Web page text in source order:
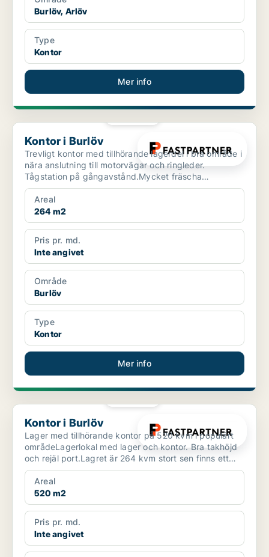
Burlöv, Arlöv
Type
Kontor
Mer info
Kontor i Burlöv
Kontor i Burlöv
Trevligt kontor med tillhörande lagerdel i bra område i
nära anslutning till motorvägar och ringleder.
Tågstation på gångavstånd.Mycket fräscha
kontorslokale...
Areal
264 m2
Pris pr. md.
Inte angivet
Område
Burlöv
Type
Kontor
Mer info
Kontor i Burlöv
Kontor i Burlöv
Lager med tillhörande kontor på 520 kvm i populärt
områdeLagerlokal med lager och kontor. Bra takhöjd
och rejäl port.Lagret är 264 kvm stort sen finns ett
sk...
Areal
520 m2
Pris pr. md.
Inte angivet